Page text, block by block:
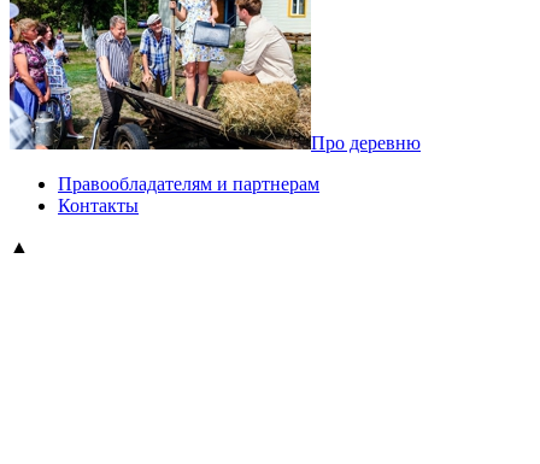
Про деревню
Правообладателям и партнерам
Контакты
▲